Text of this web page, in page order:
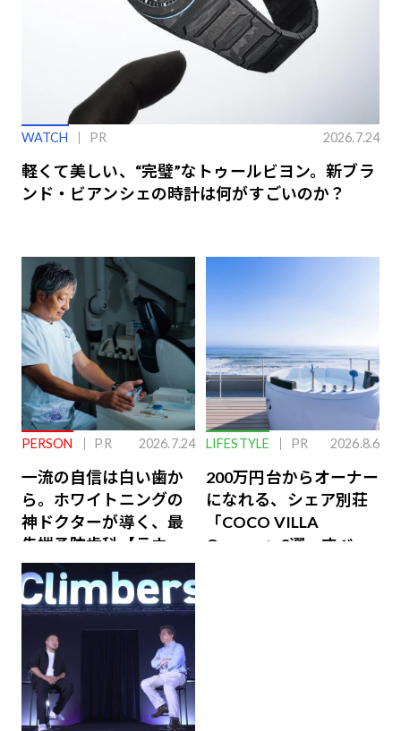
WATCH PR 2026.7.24
軽くて美しい、“完璧”なトゥールビヨン。新ブラ
ンド・ビアンシェの時計は何がすごいのか？
PERSON PR 2026.7.24
一流の自信は白い歯か
ら。ホワイトニングの
神ドクターが導く、最
先端予防歯科【ラウン
ジ会員特典あり】
LIFESTYLE PR 2026.8.6
200万円台からオーナー
になれる、シェア別荘
「COCO VILLA
Owners」3選。すべて